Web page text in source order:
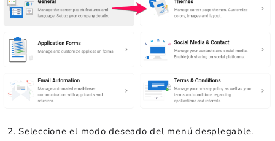
Seleccione el modo deseado del menú desplegable.